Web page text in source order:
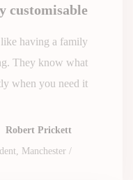
customisable...
like having a family
They know what
when you need it.
Robert Prickett